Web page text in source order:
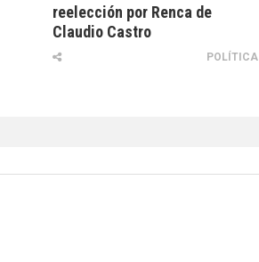
reelección por Renca de
Claudio Castro
POLÍTICA